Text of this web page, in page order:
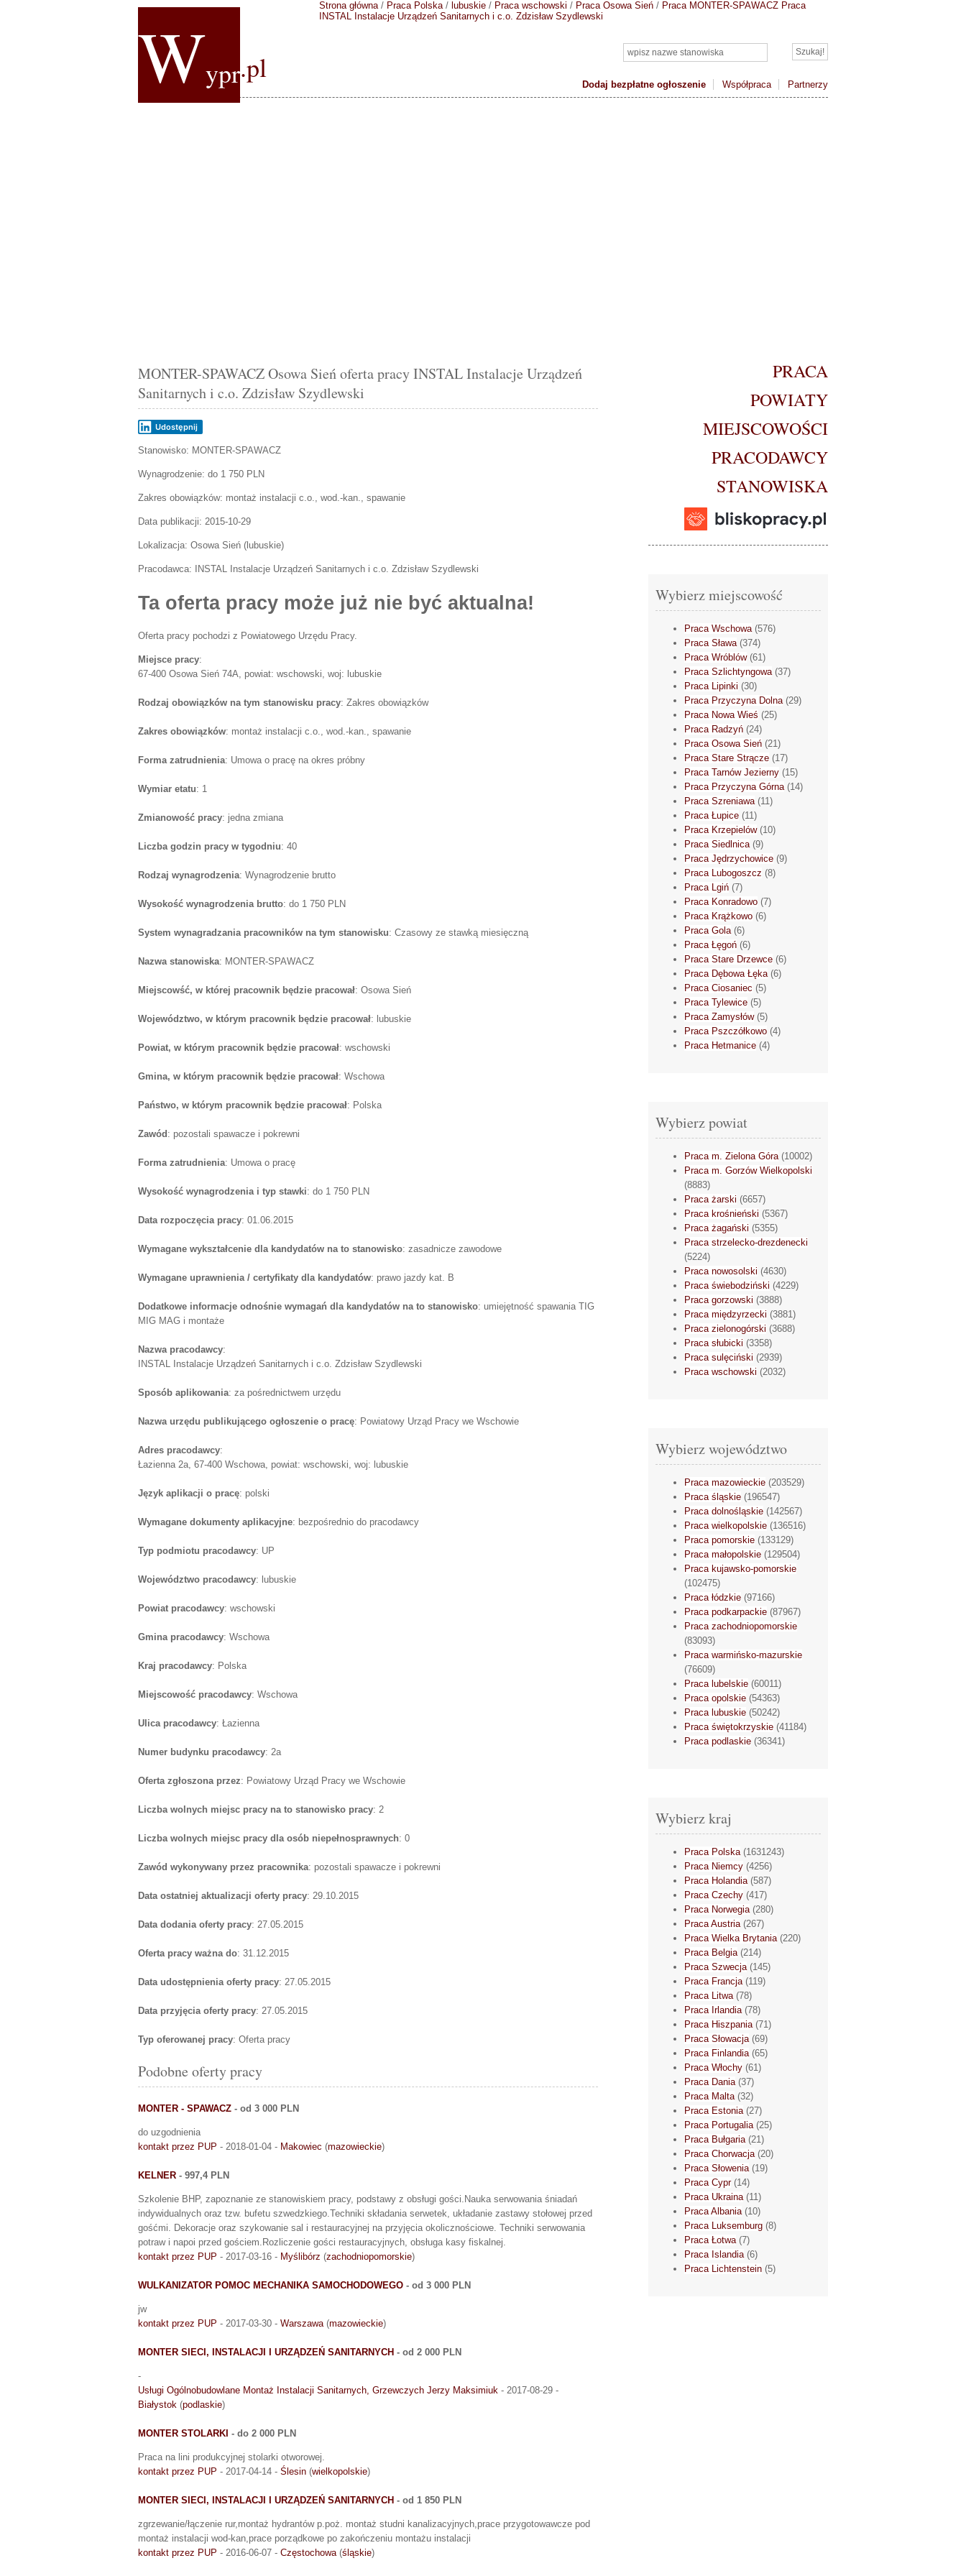
Wypr.pl
Dodaj bezpłatne ogłoszenie Współpraca Partnerzy
Strona główna/ Praca Polska/ lubuskie / Praca wschowski / Praca Osowa Sień / Praca MONTER-SPAWACZ Praca
INSTAL Instalacje Urządzeń Sanitarnych i c.o. Zdzisław Szydlewski
MONTER-SPAWACZ Osowa Sień oferta pracy INSTAL Instalacje Urządzeń
Sanitarnych i c.o. Zdzisław Szydlewski
Udostępnij
Stanowisko: MONTER-SPAWACZ
Wynagrodzenie: do 1 750 PLN
Zakres obowiązków: montaż instalacji c.o., wod.-kan., spawanie
Data publikacji: 2015-10-29
Lokalizacja: Osowa Sień ( lubuskie)
Pracodawca: INSTAL Instalacje Urządzeń Sanitarnych i c.o. Zdzisław Szydlewski
Ta oferta pracy może już nie być aktualna!
Oferta pracy pochodzi z Powiatowego Urzędu Pracy.
Miejsce pracy:
67-400 Osowa Sień 74A, powiat: wschowski, woj: lubuskie
Rodzaj obowiązków na tym stanowisku pracy: Zakres obowiązków
Zakres obowiązków: montaż instalacji c.o., wod.-kan., spawanie
Forma zatrudnienia: Umowa o pracę na okres próbny
Wymiar etatu: 1
Zmianowość pracy: jedna zmiana
Liczba godzin pracy w tygodniu: 40
Rodzaj wynagrodzenia: Wynagrodzenie brutto
Wysokość wynagrodzenia brutto: do 1 750 PLN
System wynagradzania pracowników na tym stanowisku: Czasowy ze stawką miesięczną
Nazwa stanowiska: MONTER-SPAWACZ
Miejscowść, w której pracownik będzie pracował: Osowa Sień
Województwo, w którym pracownik będzie pracował: lubuskie
Powiat, w którym pracownik będzie pracował: wschowski
Gmina, w którym pracownik będzie pracował: Wschowa
Państwo, w którym pracownik będzie pracował: Polska
Zawód : pozostali spawacze i pokrewni
Forma zatrudnienia: Umowa o pracę
Wysokość wynagrodzenia i typ stawki: do 1 750 PLN
Data rozpoczęcia pracy: 01.06.2015
Wymagane wykształcenie dla kandydatów na to stanowisko: zasadnicze zawodowe
Wymagane uprawnienia / certyfikaty dla kandydatów: prawo jazdy kat. B
Dodatkowe informacje odnośnie wymagań dla kandydatów na to stanowisko: umiejętność spawania TIG
MIG MAG i montaże
Nazwa pracodawcy:
INSTAL Instalacje Urządzeń Sanitarnych i c.o. Zdzisław Szydlewski
Sposób aplikowania: za pośrednictwem urzędu
Nazwa urzędu publikującego ogłoszenie o pracę: Powiatowy Urząd Pracy we Wschowie
Adres pracodawcy:
Łazienna 2a, 67-400 Wschowa, powiat: wschowski, woj: lubuskie
Język aplikacji o pracę: polski
Wymagane dokumenty aplikacyjne: bezpośrednio do pracodawcy
Typ podmiotu pracodawcy: UP
Województwo pracodawcy: lubuskie
Powiat pracodawcy: wschowski
Gmina pracodawcy: Wschowa
Kraj pracodawcy: Polska
Miejscowość pracodawcy: Wschowa
Ulica pracodawcy: Łazienna
Numer budynku pracodawcy: 2a
Oferta zgłoszona przez: Powiatowy Urząd Pracy we Wschowie
Liczba wolnych miejsc pracy na to stanowisko pracy: 2
Liczba wolnych miejsc pracy dla osób niepełnosprawnych: 0
Zawód wykonywany przez pracownika: pozostali spawacze i pokrewni
Data ostatniej aktualizacji oferty pracy: 29.10.2015
Data dodania oferty pracy: 27.05.2015
Oferta pracy ważna do: 31.12.2015
Data udostępnienia oferty pracy: 27.05.2015
Data przyjęcia oferty pracy: 27.05.2015
Typ oferowanej pracy: Oferta pracy
Podobne oferty pracy
MONTER - SPAWACZ - od 3 000 PLN
do uzgodnienia
kontakt przez PUP - 2018-01-04 - Makowiec (mazowieckie)
KELNER - 997,4 PLN
Szkolenie BHP, zapoznanie ze stanowiskiem pracy, podstawy z obsługi gości.Nauka serwowania śniadań
indywidualnych oraz tzw. bufetu szwedzkiego.Techniki składania serwetek, układanie zastawy stołowej przed
gośćmi. Dekoracje oraz szykowanie sal i restauracyjnej na przyjęcia okolicznościowe. Techniki serwowania
potraw i napoi przed gościem.Rozliczenie gości restauracyjnych, obsługa kasy fiskalnej.
kontakt przez PUP - 2017-03-16 - Myślibórz (zachodniopomorskie)
WULKANIZATOR POMOC MECHANIKA SAMOCHODOWEGO - od 3 000 PLN
jw
kontakt przez PUP - 2017-03-30 - Warszawa(mazowieckie)
MONTER SIECI, INSTALACJI I URZĄDZEŃ SANITARNYCH - od 2 000 PLN
-
Usługi Ogólnobudowlane Montaż Instalacji Sanitarnych, Grzewczych Jerzy Maksimiuk - 2017-08-29 -
Białystok (podlaskie)
MONTER STOLARKI - do 2 000 PLN
Praca na lini produkcyjnej stolarki otworowej.
kontakt przez PUP - 2017-04-14 - Ślesin (wielkopolskie)
MONTER SIECI, INSTALACJI I URZĄDZEŃ SANITARNYCH - od 1 850 PLN
zgrzewanie/łączenie rur,montaż hydrantów p.poż. montaż studni kanalizacyjnych,prace przygotowawcze pod
montaż instalacji wod-kan,prace porządkowe po zakończeniu montażu instalacji
kontakt przez PUP - 2016-06-07 - Częstochowa(śląskie)
PRACA
POWIATY
MIEJSCOWOŚCI
PRACODAWCY
STANOWISKA
Wybierz miejscowość
Praca Wschowa(576)
Praca Sława(374)
Praca Wróblów(61)
Praca Szlichtyngowa(37)
Praca Lipinki (30)
Praca Przyczyna Dolna(29)
Praca Nowa Wieś (25)
Praca Radzyń (24)
Praca Osowa Sień (21)
Praca Stare Strącze (17)
Praca Tarnów Jezierny (15)
Praca Przyczyna Górna(14)
Praca Szreniawa(11)
Praca Łupice (11)
Praca Krzepielów(10)
Praca Siedlnica(9)
Praca Jędrzychowice (9)
Praca Lubogoszcz (8)
Praca Lgiń (7)
Praca Konradowo (7)
Praca Krążkowo (6)
Praca Gola(6)
Praca Łęgoń (6)
Praca Stare Drzewce (6)
Praca Dębowa Łęka(6)
Praca Ciosaniec (5)
Praca Tylewice (5)
Praca Zamysłów(5)
Praca Pszczółkowo (4)
Praca Hetmanice (4)
Wybierz powiat
Praca m. Zielona Góra(10002)
Praca m. Gorzów Wielkopolski
(8883)
Praca żarski (6657)
Praca krośnieński (5367)
Praca żagański (5355)
Praca strzelecko-drezdenecki
(5224)
Praca nowosolski (4630)
Praca świebodziński (4229)
Praca gorzowski (3888)
Praca międzyrzecki (3881)
Praca zielonogórski (3688)
Praca słubicki (3358)
Praca sulęciński (2939)
Praca wschowski (2032)
Wybierz województwo
Praca mazowieckie (203529)
Praca śląskie (196547)
Praca dolnośląskie (142567)
Praca wielkopolskie (136516)
Praca pomorskie (133129)
Praca małopolskie (129504)
Praca kujawsko-pomorskie
(102475)
Praca łódzkie (97166)
Praca podkarpackie (87967)
Praca zachodniopomorskie
(83093)
Praca warmińsko-mazurskie
(76609)
Praca lubelskie (60011)
Praca opolskie (54363)
Praca lubuskie (50242)
Praca świętokrzyskie (41184)
Praca podlaskie (36341)
Wybierz kraj
Praca Polska(1631243)
Praca Niemcy (4256)
Praca Holandia(587)
Praca Czechy (417)
Praca Norwegia(280)
Praca Austria(267)
Praca Wielka Brytania(220)
Praca Belgia(214)
Praca Szwecja(145)
Praca Francja(119)
Praca Litwa(78)
Praca Irlandia(78)
Praca Hiszpania(71)
Praca Słowacja(69)
Praca Finlandia(65)
Praca Włochy (61)
Praca Dania(37)
Praca Malta(32)
Praca Estonia(27)
Praca Portugalia(25)
Praca Bułgaria(21)
Praca Chorwacja(20)
Praca Słowenia(19)
Praca Cypr(14)
Praca Ukraina(11)
Praca Albania(10)
Praca Luksemburg (8)
Praca Łotwa(7)
Praca Islandia(6)
Praca Lichtenstein (5)